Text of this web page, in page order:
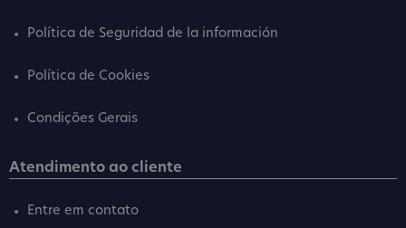
Política de Seguridad de la información
Política de Cookies
Condições Gerais
Atendimento ao cliente
Entre em contato